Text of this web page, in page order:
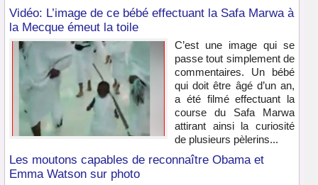
Vidéo: L’image de ce bébé effectuant la Safa Marwa à
la Mecque émeut la toile
C’est une image qui se
passe tout simplement de
commentaires. Un bébé
qui doit être âgé d’un an,
a été filmé effectuant la
course du Safa Marwa
attirant ainsi la curiosité
de plusieurs pèlerins...
Les moutons capables de reconnaître Obama et
Emma Watson sur photo